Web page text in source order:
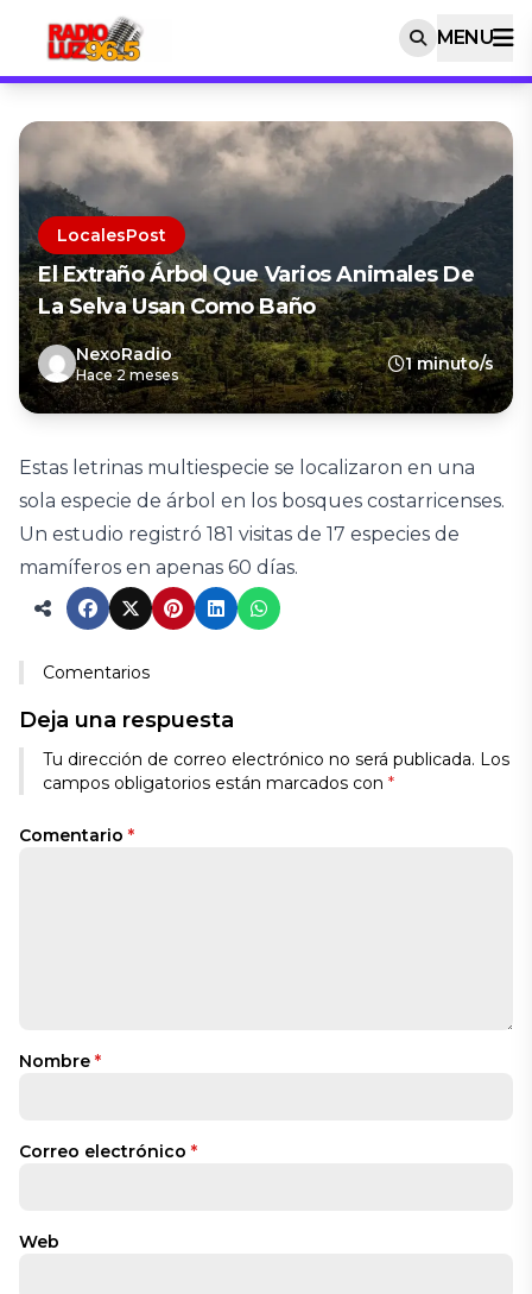
MENU
LocalesPost
El Extraño Árbol Que Varios Animales De
La Selva Usan Como Baño
NexoRadio
Hace 2 meses
1 minuto/s
Estas letrinas multiespecie se localizaron en una
sola especie de árbol en los bosques costarricenses.
Un estudio registró 181 visitas de 17 especies de
mamíferos en apenas 60 días.
Comentarios
Deja una respuesta
Tu dirección de correo electrónico no será publicada. Los
campos obligatorios están marcados con *
Comentario *
Nombre *
Correo electrónico *
Web